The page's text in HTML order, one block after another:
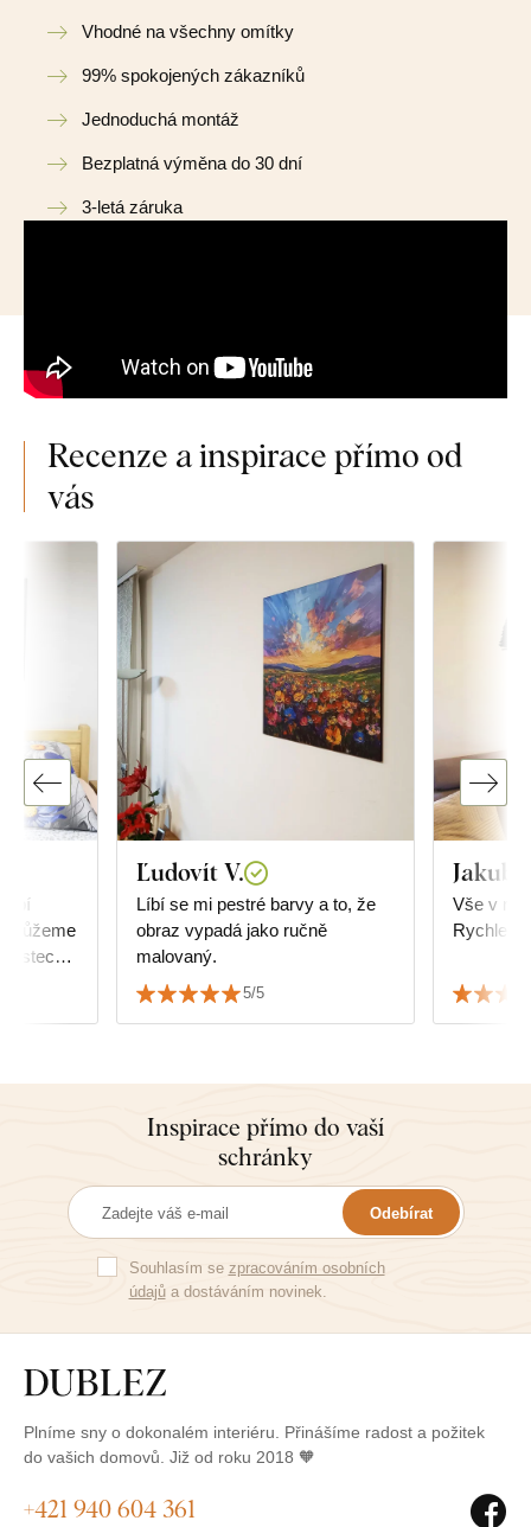
Vhodné na všechny omítky
99% spokojených zákazníků
Jednoduchá montáž
Bezplatná výměna do 30 dní
3-letá záruka
Recenze a inspirace přímo od
vás
s
zdá,
Ľudovít V.
Líbí se mi pestré barvy a to, že
obraz vypadá jako ručně
malovaný.
5/5
Jakub
Vše v naprostém pořádku.
Rychle
Inspirace přímo do vaší
schránky
Odebírat
Souhlasím se zpracováním osobních
údajůa dostáváním novinek.
Plníme sny o dokonalém interiéru. Přinášíme radost a požitek
do vašich domovů. Již od roku 2018 🧡
+421 940 604 361